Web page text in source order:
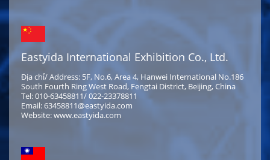
Eastyida International Exhibition Co., Ltd.
Địa chỉ/ Address: 5F, No.6, Area 4, Hanwei International No.186
South Fourth Ring West Road, Fengtai District, Beijing, China
Tel: 010-63458811/ 022-23378811
Email: 63458811@eastyida.com
Website: www.eastyida.com